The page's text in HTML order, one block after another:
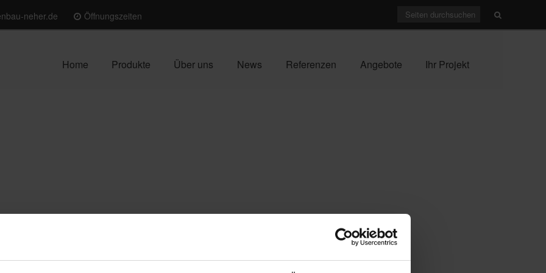
neher.de Öffnungszeiten
Home Produkte Über uns News Referenzen Angebote Ihr Projekt
für heiße Tage ARCHIV
Juli 2026(1)
April 2026(1)